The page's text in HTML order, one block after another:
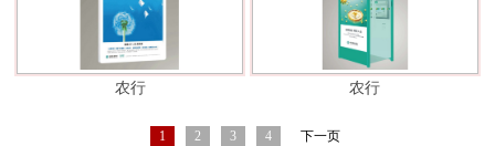
农行 农行
1 2 3 4 下一页